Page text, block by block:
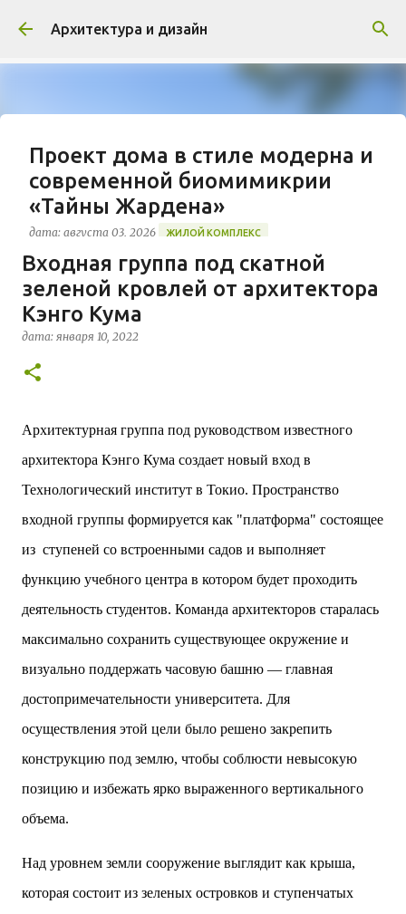
К основному контенту
Архитектура и дизайн
Проект дома в стиле модерна и
современной биомимикрии
«Тайны Жардена»
дата: августа 03, 2026 ЖИЛОЙ КОМПЛЕКС
В марте 2026 года в Монпелье завершилось
строительство знакового жилого комплекса
«Jardins Secrets» от бюро Vincent Callebaut
Architectures. Проект, расположенный на
территории бывшей пехотной школы (EAI) в
районе Cité Créative, стал примером гармоничной
интеграции современной архитектуры в
двух объектов: «Théia» (75 квартир, из которых 17
м²) и «Opale & Sens» (38 квартир, включая 11
доступных, площадь 2 845 м²). В общей сложности
строгих норм пожарной безопасности,
принципов биоразнообразия и социальной
победой в городском конкурсе 2021 года и
получением престижной награды «Серебряная
застройщиков Окситании в 2024 году. Концепция
«Jardins Secrets» — это современный
стремились объединить память о военном
прошлом участка с принц...
0
Входная группа под скатной
зеленой кровлей от архитектора
Кэнго Кума
дата: января 10, 2022
Архитектурная группа под руководством известного
архитектора Кэнго Кума создает новый вход в
Технологический институт в Токио. Пространство
входной группы формируется как "платформа" состоящее
из ступеней со встроенными садов и выполняет
функцию учебного центра в котором будет проходить
деятельность студентов. Команда архитекторов старалась
максимально сохранить существующее окружение и
визуально поддержать часовую башню — главная
достопримечательности университета. Для
осуществления этой цели было решено закрепить
конструкцию под землю, чтобы соблюсти невысокую
позицию и избежать ярко выраженного вертикального
объема.
Над уровнем земли сооружение выглядит как крыша,
которая состоит из зеленых островков и ступенчатых